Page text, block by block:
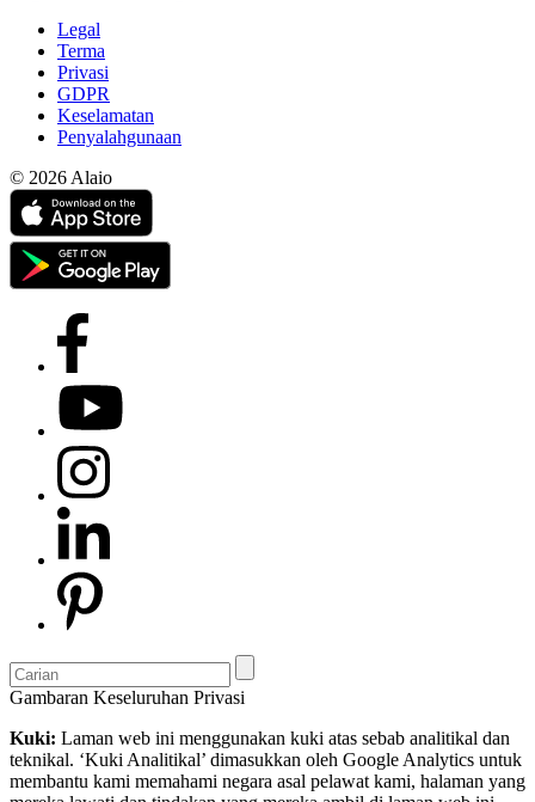
Legal
Terma
Privasi
GDPR
Keselamatan
Penyalahgunaan
© 2026 Alaio
Gambaran Keseluruhan Privasi
Kuki: Laman web ini menggunakan kuki atas sebab analitikal dan
teknikal. ‘Kuki Analitikal’ dimasukkan oleh Google Analytics untuk
membantu kami memahami negara asal pelawat kami, halaman yang